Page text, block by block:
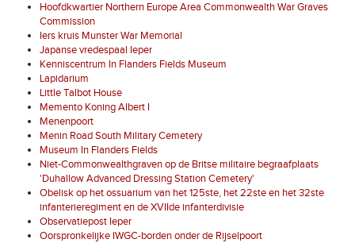
Hoofdkwartier Northern Europe Area Commonwealth War Graves
Commission
Iers kruis Munster War Memorial
Japanse vredespaal Ieper
Kenniscentrum In Flanders Fields Museum
Lapidarium
Little Talbot House
Memento Koning Albert I
Menenpoort
Menin Road South Military Cemetery
Museum In Flanders Fields
Niet-Commonwealthgraven op de Britse militaire begraafplaats
'Duhallow Advanced Dressing Station Cemetery'
Obelisk op het ossuarium van het 125ste, het 22ste en het 32ste
infanterieregiment en de XVIIde infanterdivisie
Observatiepost Ieper
Oorspronkelijke IWGC-borden onder de Rijselpoort